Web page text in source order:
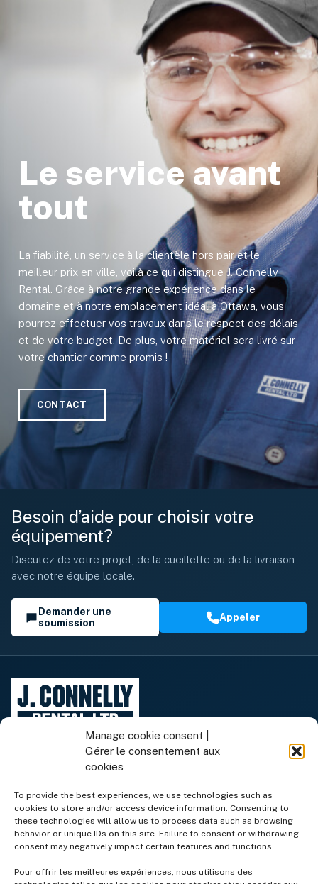
Manage cookie consent |
Gérer le consentement aux
cookies
To provide the best experiences, we use technologies such as
cookies to store and/or access device information. Consenting to
these technologies will allow us to process data such as browsing
behavior or unique IDs on this site. Failure to consent or withdrawing
consent may negatively impact certain features and functions.
Pour offrir les meilleures expériences, nous utilisons des
Le service avant
tout
La fiabilité, un service à la clientèle hors pair et le
meilleur prix en ville, voilà ce qui distingue J. Connelly
Rental. Grâce à notre grande expérience dans le
domaine et à notre emplacement idéal à Ottawa, vous
pourrez effectuer vos travaux dans le respect des délais
et de votre budget. De plus, votre matériel sera livré sur
votre chantier comme promis !
CONTACT
Besoin d’aide pour choisir votre
équipement?
Discutez de votre projet, de la cueillette ou de la livraison
avec notre équipe locale.
Demander une
soumission
Appeler
Équipement de location